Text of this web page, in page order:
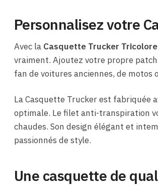
Personnalisez votre
Avec la Casquette Trucker
vraiment. Ajoutez votre propre
fan de voitures anciennes, de
La Casquette Trucker est fabriquée
optimale. Le filet anti-transpiration
chaudes. Son design élégant et
passionnés de style.
Une casquette de